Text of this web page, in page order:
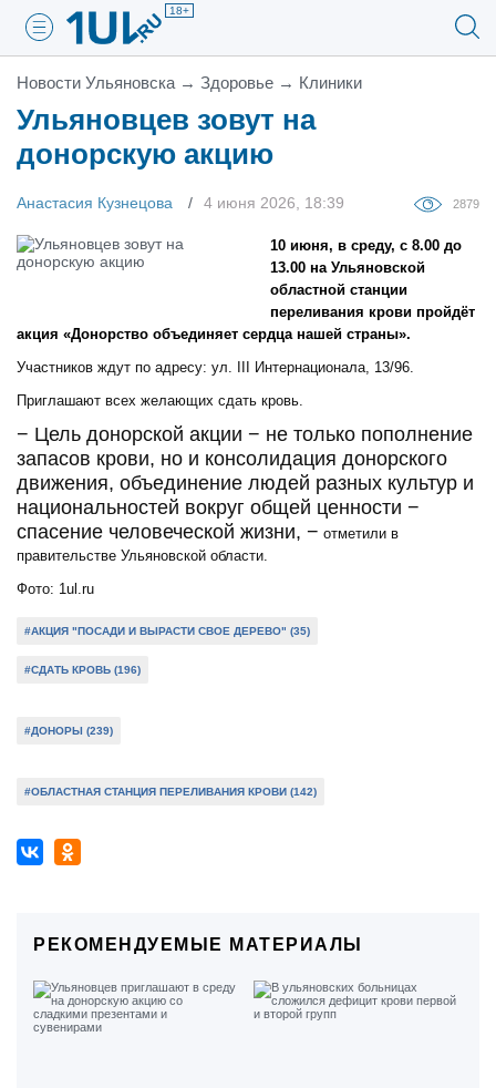
18+
Новости Ульяновска → Здоровье → Клиники
Ульяновцев зовут на
донорскую акцию
Анастасия Кузнецова 4 июня 2026, 18:39 2879
10 июня, в среду, с 8.00 до
13.00 на Ульяновской
областной станции
переливания крови пройдёт
акция «Донорство объединяет сердца нашей страны».
Участников ждут по адресу: ул. III Интернационала, 13/96.
Приглашают всех желающих сдать кровь.
− Цель донорской акции − не только пополнение
запасов крови, но и консолидация донорского
движения, объединение людей разных культур и
национальностей вокруг общей ценности −
спасение человеческой жизни, − отметили в
правительстве Ульяновской области.
Фото: 1ul.ru
#АКЦИЯ "ПОСАДИ И ВЫРАСТИ СВОЕ ДЕРЕВО" (35)
#СДАТЬ КРОВЬ (196)
#ДОНОРЫ (239)
#ОБЛАСТНАЯ СТАНЦИЯ ПЕРЕЛИВАНИЯ КРОВИ (142)
РЕКОМЕНДУЕМЫЕ МАТЕРИАЛЫ